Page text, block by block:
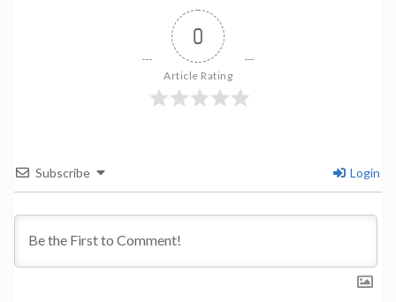
0
Article Rating
Subscribe Login